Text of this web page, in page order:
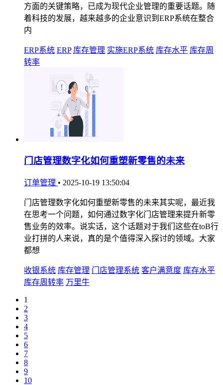
方面的关键策略，已成为现代企业管理的重要话题。随
着科技的发展，越来越多的企业意识到ERP系统在整合
内
ERP系统 ERP 库存管理 实施ERP系统 库存水平 库存周
转率
门店管理数字化如何重塑新零售的未来
订单管理 • 2025-10-19 13:50:04
门店管理数字化如何重塑新零售的未来其实呢，最近我
在思考一个问题，如何通过数字化门店管理来提升新零
售业务的效率。说实话，这个话题对于我们这些在toB行
业打拼的人来说，真的是个值得深入探讨的领域。大家
都想
收银系统 库存管理 门店管理系统 客户满意度 库存水平
库存周转率 万里牛
1
2
3
4
5
6
7
8
9
10